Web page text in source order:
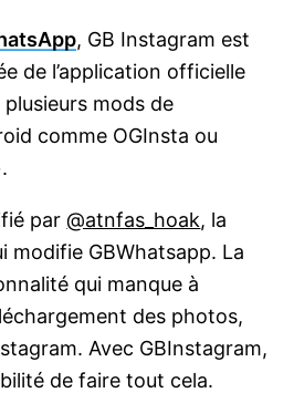
, GB Instagram est
de l’application officielle
mods de
comme OGInsta ou
par@atnfas_hoak, la
modifie GBWhatsapp. La
qui manque à
des photos,
Avec GBInstagram,
de faire tout cela.